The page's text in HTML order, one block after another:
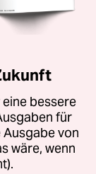
eine bessere
für
von
wäre, wenn